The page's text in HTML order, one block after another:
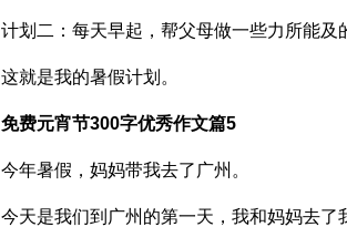
计划二：每天早起，帮父母做一些力所能及
这就是我的暑假计划。
免费元宵节300字优秀作文篇5
今年暑假，妈妈带我去了广州。
今天是我们到广州的第一天，我和妈妈去